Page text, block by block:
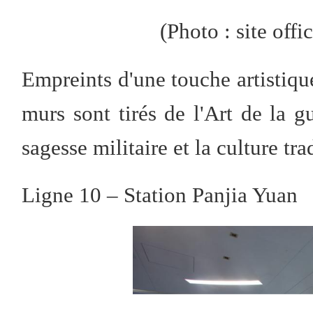
(Photo : site
Empreints d'une touche
murs sont tirés de l'Art de la
sagesse militaire et la culture
Ligne 10 – Station Panjia Yuan